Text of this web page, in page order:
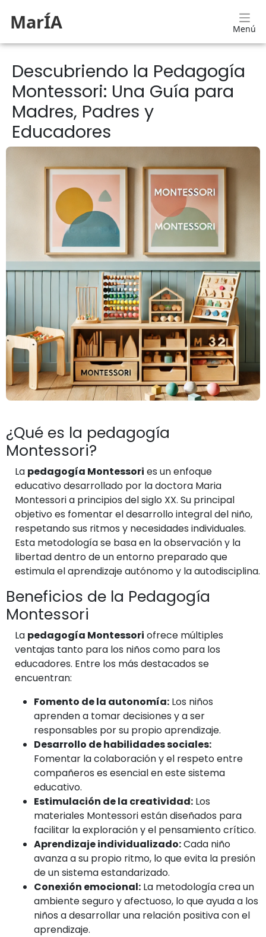
MarÍA Menú
Descubriendo la Pedagogía
Montessori: Una Guía para
Madres, Padres y
Educadores
¿Qué es la pedagogía
Montessori?
La pedagogía Montessori es un enfoque
educativo desarrollado por la doctora Maria
Montessori a principios del siglo XX. Su principal
objetivo es fomentar el desarrollo integral del niño,
respetando sus ritmos y necesidades individuales.
Esta metodología se basa en la observación y la
libertad dentro de un entorno preparado que
estimula el aprendizaje autónomo y la autodisciplina.
Beneficios de la Pedagogía
Montessori
La pedagogía Montessori ofrece múltiples
ventajas tanto para los niños como para los
educadores. Entre los más destacados se
encuentran:
Fomento de la autonomía: Los niños
aprenden a tomar decisiones y a ser
responsables por su propio aprendizaje.
Desarrollo de habilidades sociales:
Fomentar la colaboración y el respeto entre
compañeros es esencial en este sistema
educativo.
Estimulación de la creatividad: Los
materiales Montessori están diseñados para
facilitar la exploración y el pensamiento crítico.
Aprendizaje individualizado:Cada niño
avanza a su propio ritmo, lo que evita la presión
de un sistema estandarizado.
Conexión emocional: La metodología crea un
ambiente seguro y afectuoso, lo que ayuda a los
niños a desarrollar una relación positiva con el
aprendizaje.